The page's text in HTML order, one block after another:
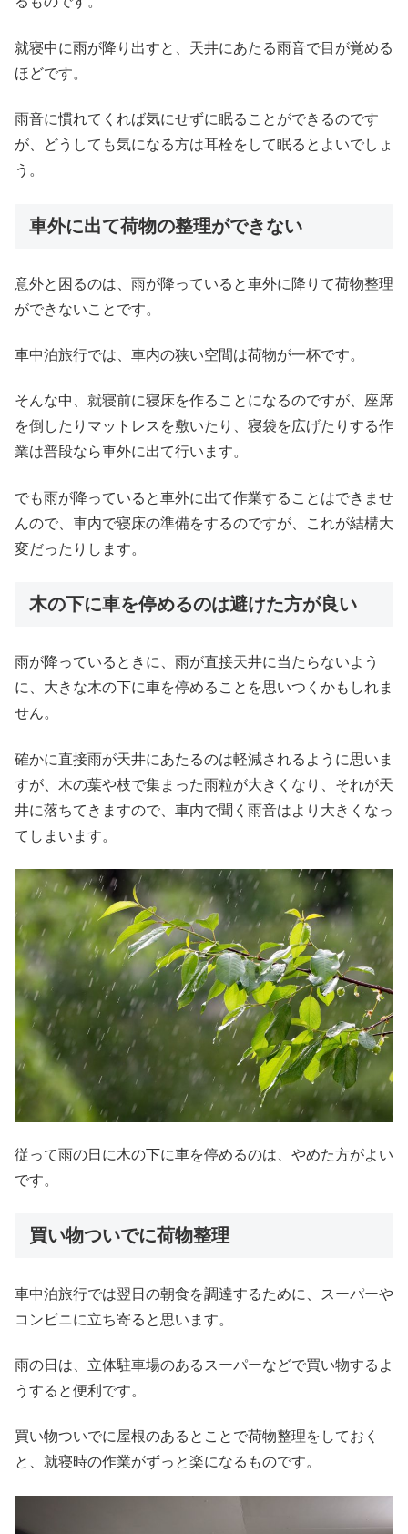
就寝中に雨が降り出すと、天井にあたる雨音で目が覚める
ほどです。
雨音に慣れてくれば気にせずに眠ることができるのです
が、どうしても気になる方は耳栓をして眠るとよいでしょ
う。
車外に出て荷物の整理ができない
意外と困るのは、雨が降っていると車外に降りて荷物整理
ができないことです。
車中泊旅行では、車内の狭い空間は荷物が一杯です。
そんな中、就寝前に寝床を作ることになるのですが、座席
を倒したりマットレスを敷いたり、寝袋を広げたりする作
業は普段なら車外に出て行います。
でも雨が降っていると車外に出て作業することはできませ
んので、車内で寝床の準備をするのですが、これが結構大
変だったりします。
木の下に車を停めるのは避けた方が良い
雨が降っているときに、雨が直接天井に当たらないよう
に、大きな木の下に車を停めることを思いつくかもしれま
せん。
確かに直接雨が天井にあたるのは軽減されるように思いま
すが、木の葉や枝で集まった雨粒が大きくなり、それが天
井に落ちてきますので、車内で聞く雨音はより大きくなっ
てしまいます。
従って雨の日に木の下に車を停めるのは、やめた方がよい
です。
買い物ついでに荷物整理
車中泊旅行では翌日の朝食を調達するために、スーパーや
コンビニに立ち寄ると思います。
雨の日は、立体駐車場のあるスーパーなどで買い物するよ
うすると便利です。
買い物ついでに屋根のあるとことで荷物整理をしておく
と、就寝時の作業がずっと楽になるものです。